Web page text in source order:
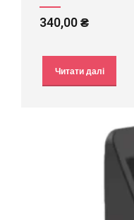
340,00₴
Читати далі